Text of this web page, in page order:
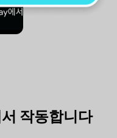
작동합니다